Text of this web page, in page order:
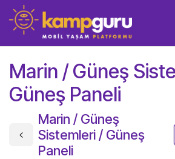
İçereği Atla
Marin / Güneş
Güneş Paneli
Marin / Güneş
Sistemleri / Güneş
Paneli